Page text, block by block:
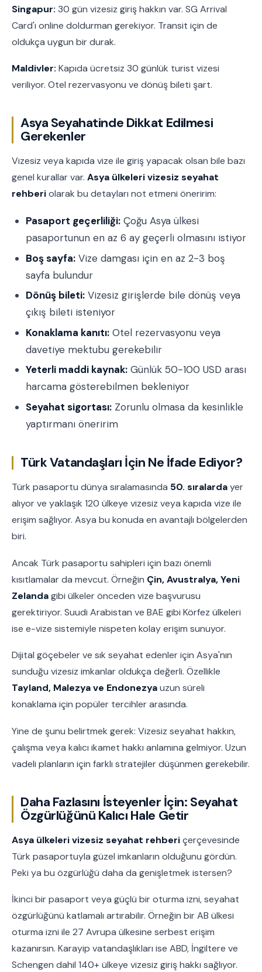
Singapur: 30 gün vizesiz giriş hakkın var. SG Arrival
Card'ı online doldurman gerekiyor. Transit için de
oldukça uygun bir durak.
Maldivler: Kapıda ücretsiz 30 günlük turist vizesi
veriliyor. Otel rezervasyonu ve dönüş bileti şart.
Asya Seyahatinde Dikkat Edilmesi
Gerekenler
Vizesiz veya kapıda vize ile giriş yapacak olsan bile bazı
genel kurallar var. Asya ülkeleri vizesiz seyahat
rehberiolarak bu detayları not etmeni öneririm:
Pasaport geçerliliği: Çoğu Asya ülkesi
pasaportunun en az 6 ay geçerli olmasını istiyor
Boş sayfa: Vize damgası için en az 2-3 boş
sayfa bulundur
Dönüş bileti: Vizesiz girişlerde bile dönüş veya
çıkış bileti isteniyor
Konaklama kanıtı: Otel rezervasyonu veya
davetiye mektubu gerekebilir
Yeterli maddi kaynak: Günlük 50-100 USD arası
harcama gösterebilmen bekleniyor
Seyahat sigortası: Zorunlu olmasa da kesinlikle
yaptırmanı öneririm
Türk Vatandaşları İçin Ne İfade Ediyor?
Türk pasaportu dünya sıralamasında 50. sıralardayer
alıyor ve yaklaşık 120 ülkeye vizesiz veya kapıda vize ile
erişim sağlıyor. Asya bu konuda en avantajlı bölgelerden
biri.
Ancak Türk pasaportu sahipleri için bazı önemli
kısıtlamalar da mevcut. Örneğin Çin, Avustralya, Yeni
Zelandagibi ülkeler önceden vize başvurusu
gerektiriyor. Suudi Arabistan ve BAE gibi Körfez ülkeleri
ise e-vize sistemiyle nispeten kolay erişim sunuyor.
Dijital göçebeler ve sık seyahat edenler için Asya'nın
sunduğu vizesiz imkanlar oldukça değerli. Özellikle
Tayland, Malezya ve Endonezyauzun süreli
konaklama için popüler tercihler arasında.
Yine de şunu belirtmek gerek: Vizesiz seyahat hakkın,
çalışma veya kalıcı ikamet hakkı anlamına gelmiyor. Uzun
vadeli planların için farklı stratejiler düşünmen gerekebilir.
Daha Fazlasını İsteyenler İçin: Seyahat
Özgürlüğünü Kalıcı Hale Getir
Asya ülkeleri vizesiz seyahat rehberiçerçevesinde
Türk pasaportuyla güzel imkanların olduğunu gördün.
Peki ya bu özgürlüğü daha da genişletmek istersen?
İkinci bir pasaport veya güçlü bir oturma izni, seyahat
özgürlüğünü katlamalı artırabilir. Örneğin bir AB ülkesi
oturma izni ile 27 Avrupa ülkesine serbest erişim
kazanırsın. Karayip vatandaşlıkları ise ABD, İngiltere ve
Schengen dahil 140+ ülkeye vizesiz giriş hakkı sağlıyor.